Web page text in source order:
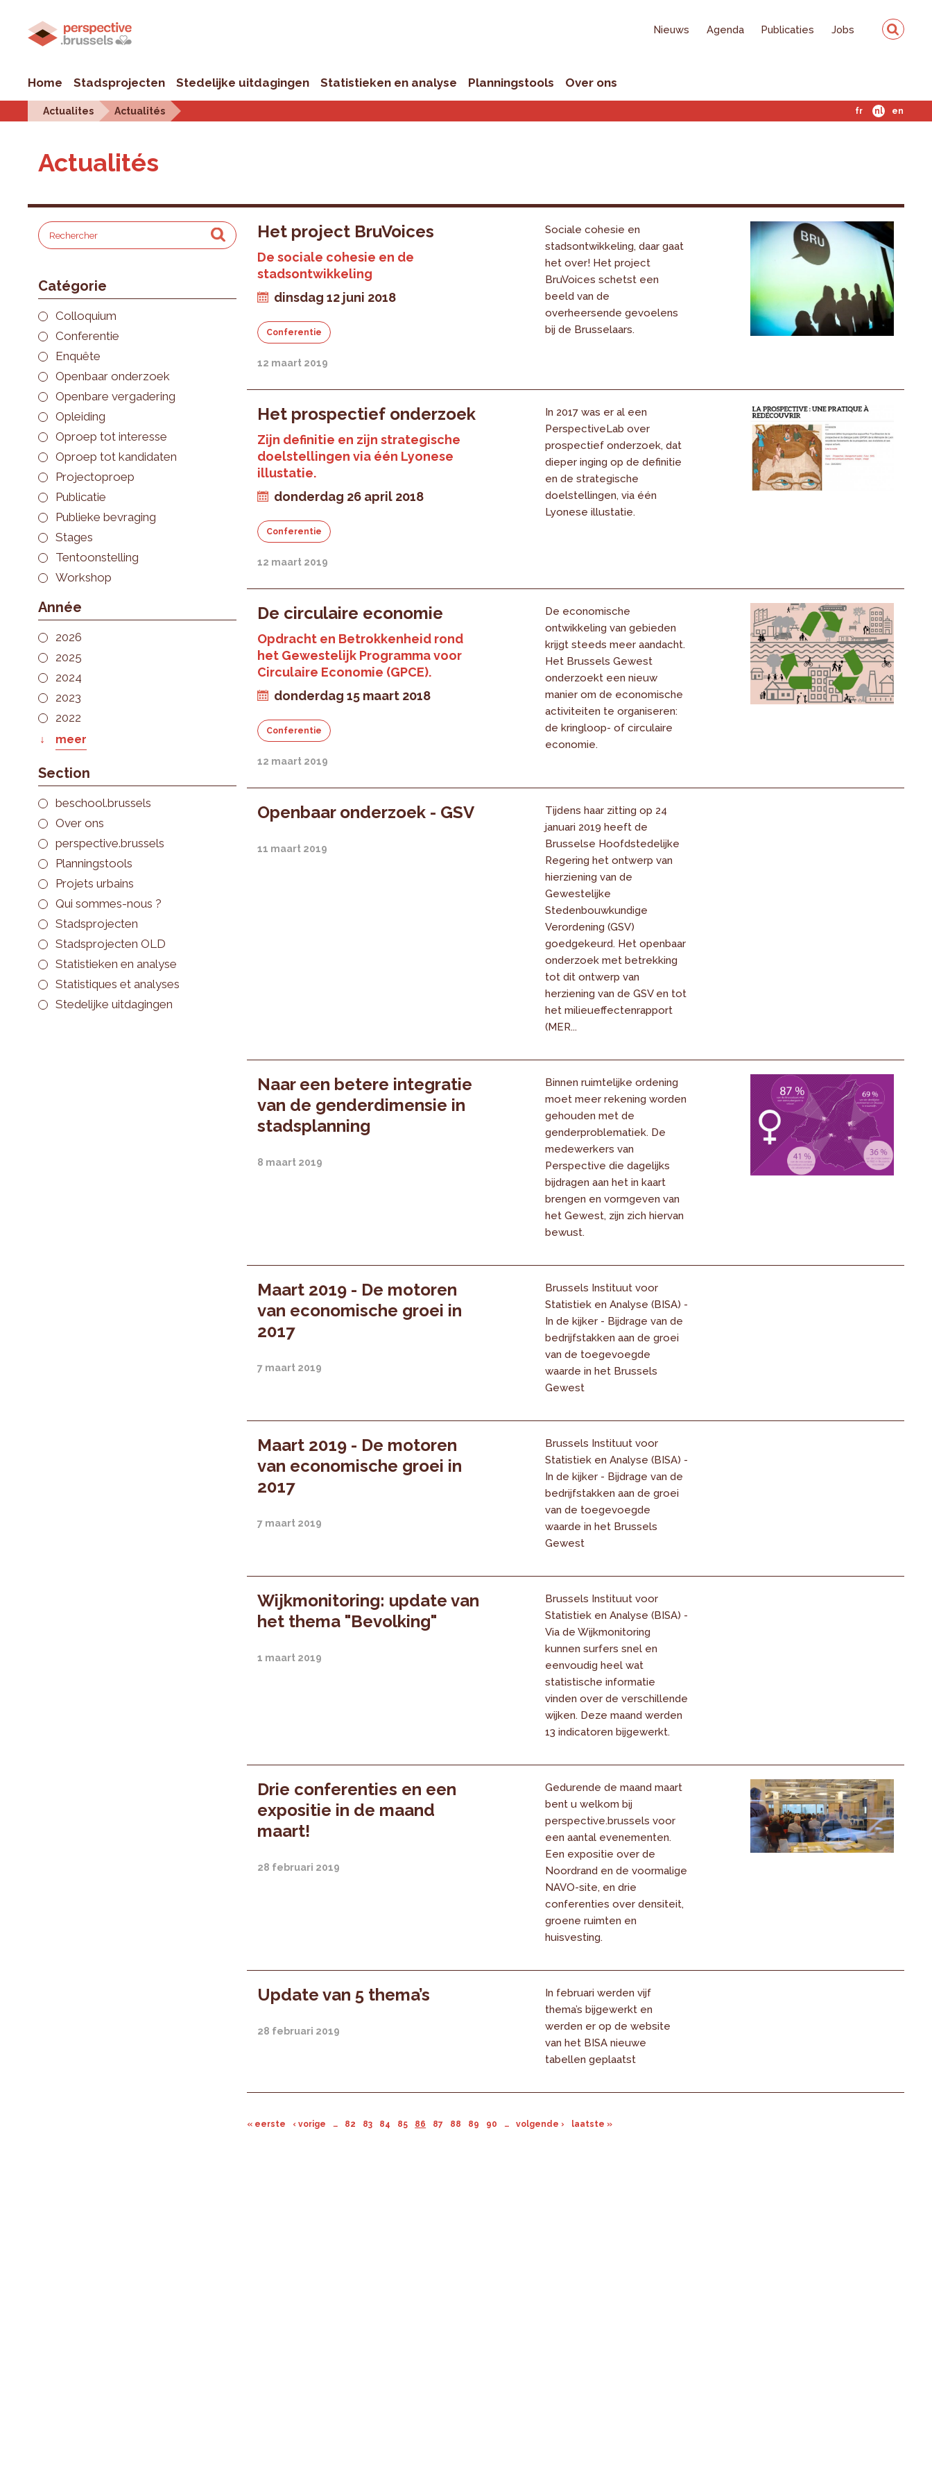
Nieuws Agenda Publicaties Jobs
Home Stadsprojecten Stedelijke uitdagingen Statistieken en analyse Planningstools Over ons
Actualites Actualités fr nl en
Actualités
Catégorie
Colloquium
Conferentie
Enquête
Openbaar onderzoek
Openbare vergadering
Opleiding
Oproep tot interesse
Oproep tot kandidaten
Projectoproep
Publicatie
Publieke bevraging
Stages
Tentoonstelling
Workshop
Année
2026
2025
2024
2023
2022
meer
Section
beschool.brussels
Over ons
perspective.brussels
Planningstools
Projets urbains
Qui sommes-nous ?
Stadsprojecten
Stadsprojecten OLD
Statistieken en analyse
Statistiques et analyses
Stedelijke uitdagingen
Het project BruVoices
De sociale cohesie en de
stadsontwikkeling
dinsdag 12 juni 2018
Conferentie
12 maart 2019
Sociale cohesie en
stadsontwikkeling, daar gaat
het over! Het project
BruVoices schetst een
beeld van de
overheersende gevoelens
bij de Brusselaars.
Het prospectief onderzoek
Zijn definitie en zijn strategische
doelstellingen via één Lyonese
illustatie.
donderdag 26 april 2018
Conferentie
12 maart 2019
In 2017 was er al een
PerspectiveLab over
prospectief onderzoek, dat
dieper inging op de definitie
en de strategische
doelstellingen, via één
Lyonese illustatie.
De circulaire economie
Opdracht en Betrokkenheid rond
het Gewestelijk Programma voor
Circulaire Economie (GPCE).
donderdag 15 maart 2018
Conferentie
12 maart 2019
De economische
ontwikkeling van gebieden
krijgt steeds meer aandacht.
Het Brussels Gewest
onderzoekt een nieuw
manier om de economische
activiteiten te organiseren:
de kringloop- of circulaire
economie.
Openbaar onderzoek - GSV
11 maart 2019
Tijdens haar zitting op 24
januari 2019 heeft de
Brusselse Hoofdstedelijke
Regering het ontwerp van
hierziening van de
Gewestelijke
Stedenbouwkundige
Verordening (GSV)
goedgekeurd. Het openbaar
onderzoek met betrekking
tot dit ontwerp van
herziening van de GSV en tot
het milieueffectenrapport
(MER...
Naar een betere integratie
van de genderdimensie in
stadsplanning
8 maart 2019
Binnen ruimtelijke ordening
moet meer rekening worden
gehouden met de
genderproblematiek. De
medewerkers van
Perspective die dagelijks
bijdragen aan het in kaart
brengen en vormgeven van
het Gewest, zijn zich hiervan
bewust.
Maart 2019 - De motoren
van economische groei in
2017
7 maart 2019
Brussels Instituut voor
Statistiek en Analyse (BISA) -
In de kijker - Bijdrage van de
bedrijfstakken aan de groei
van de toegevoegde
waarde in het Brussels
Gewest
Maart 2019 - De motoren
van economische groei in
2017
7 maart 2019
Brussels Instituut voor
Statistiek en Analyse (BISA) -
In de kijker - Bijdrage van de
bedrijfstakken aan de groei
van de toegevoegde
waarde in het Brussels
Gewest
Wijkmonitoring: update van
het thema "Bevolking"
1 maart 2019
Brussels Instituut voor
Statistiek en Analyse (BISA) -
Via de Wijkmonitoring
kunnen surfers snel en
eenvoudig heel wat
statistische informatie
vinden over de verschillende
wijken. Deze maand werden
13 indicatoren bijgewerkt.
Drie conferenties en een
expositie in de maand
maart!
28 februari 2019
Gedurende de maand maart
bent u welkom bij
perspective.brussels voor
een aantal evenementen.
Een expositie over de
Noordrand en de voormalige
NAVO-site, en drie
conferenties over densiteit,
groene ruimten en
huisvesting.
Update van 5 thema’s
28 februari 2019
In februari werden vijf
thema’s bijgewerkt en
werden er op de website
van het BISA nieuwe
tabellen geplaatst
« eerste ‹ vorige … 82 83 84 85 86 87 88 89 90 … volgende › laatste »